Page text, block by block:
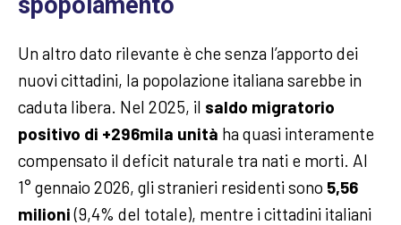
Un altro dato rilevante è che senza l’apporto dei
nuovi cittadini, la popolazione italiana sarebbe in
caduta libera. Nel 2025, il saldo migratorio
positivo di +296mila unità ha quasi interamente
compensato il deficit naturale tra nati e morti. Al
1° gennaio 2026, gli stranieri residenti sono 5,56
milioni(9,4% del totale), mentre i cittadini italiani